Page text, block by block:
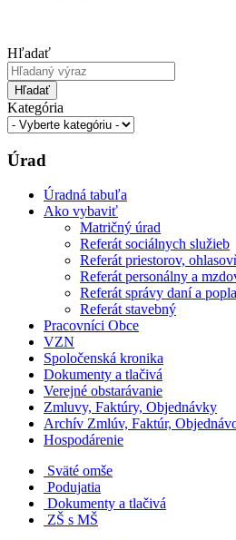
Hľadať
Hľadať
Kategória
Úrad
Úradná tabuľa
Ako vybaviť
Matričný úrad
Referát sociálnych služieb
Referát priestorov,
Referát personálny a
Referát správy daní a
Referát stavebný
Pracovníci Obce
VZN
Spoločenská kronika
Dokumenty a tlačivá
Verejné obstarávanie
Zmluvy, Faktúry, Objednávky
Archív Zmlúv, Faktúr,
Hospodárenie
Sväté omše
Podujatia
Dokumenty a tlačivá
ZŠ s MŠ